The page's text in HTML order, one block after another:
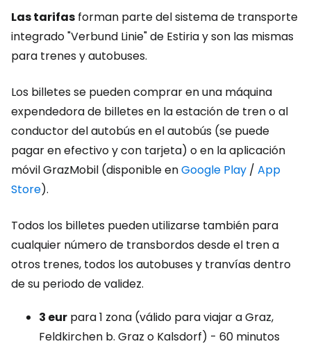
Las tarifas forman parte del sistema de transporte
integrado "Verbund Linie" de Estiria y son las mismas
para trenes y autobuses.
Los billetes se pueden comprar en una máquina
expendedora de billetes en la estación de tren o al
conductor del autobús en el autobús (se puede
pagar en efectivo y con tarjeta) o en la aplicación
móvil GrazMobil (disponible enGoogle Play / App
Store).
Todos los billetes pueden utilizarse también para
cualquier número de transbordos desde el tren a
otros trenes, todos los autobuses y tranvías dentro
de su periodo de validez.
3 eur para 1 zona (válido para viajar a Graz,
Feldkirchen b. Graz o Kalsdorf) - 60 minutos